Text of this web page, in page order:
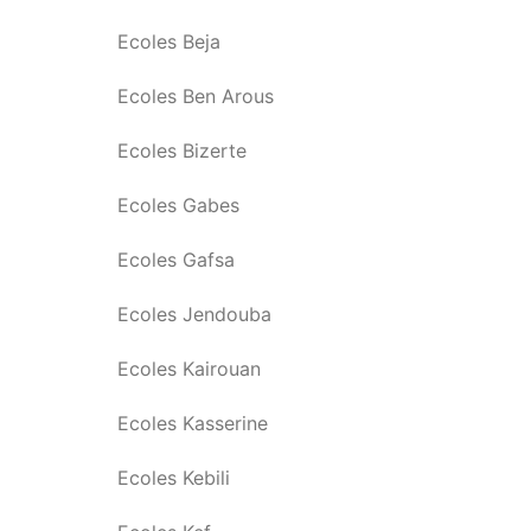
Ecoles Beja
Ecoles Ben Arous
Ecoles Bizerte
Ecoles Gabes
Ecoles Gafsa
Ecoles Jendouba
Ecoles Kairouan
Ecoles Kasserine
Ecoles Kebili